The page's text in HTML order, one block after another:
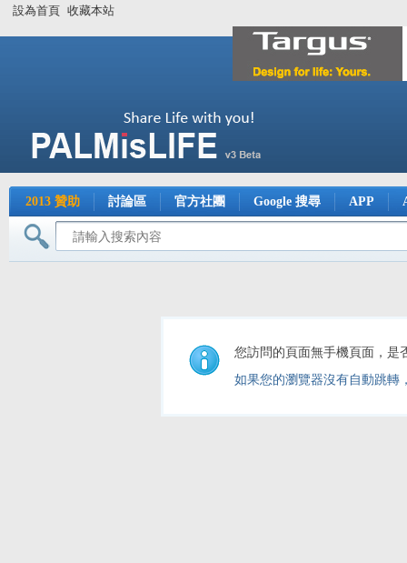
設為首頁 收藏本站
2013 贊助 討論區 官方社團 Google 搜尋 APP
您訪問的頁面無手機頁面，是
如果您的瀏覽器沒有自動跳轉